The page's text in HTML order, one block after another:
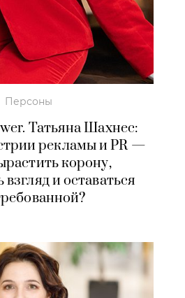
Персоны
Татьяна Шахнес:
рекламы и PR —
корону,
и оставаться